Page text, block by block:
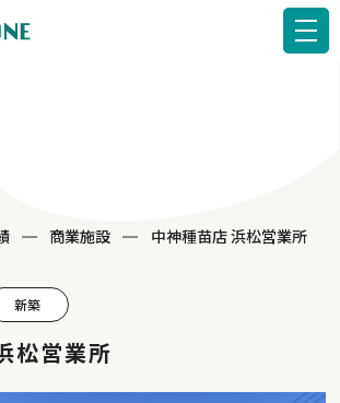
商業施設 中神種苗店 浜松営業所
新築
松営業所